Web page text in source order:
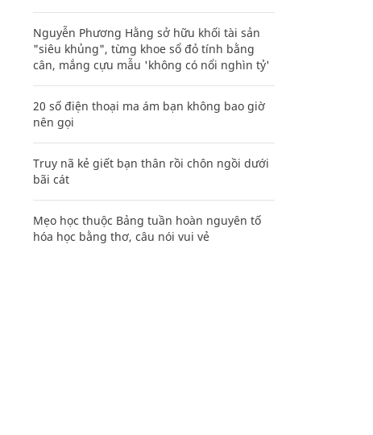
Nguyễn Phương Hằng sở hữu khối tài sản
"siêu khủng", từng khoe sổ đỏ tính bằng
cân, mắng cựu mẫu 'không có nổi nghìn tỷ'
20 số điện thoại ma ám bạn không bao giờ
nên gọi
Truy nã kẻ giết bạn thân rồi chôn ngồi dưới
bãi cát
Mẹo học thuộc Bảng tuần hoàn nguyên tố
hóa học bằng thơ, câu nói vui vẻ